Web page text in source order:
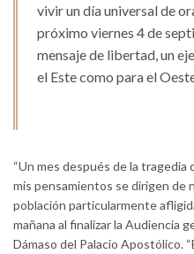
vivir un día universal de
próximo viernes 4 de
mensaje de libertad, un
el Este como para el
“Un mes después de la tragedia
mis pensamientos se dirigen de
población particularmente
mañana al finalizar la Audiencia
Dámaso del Palacio Apostólico.